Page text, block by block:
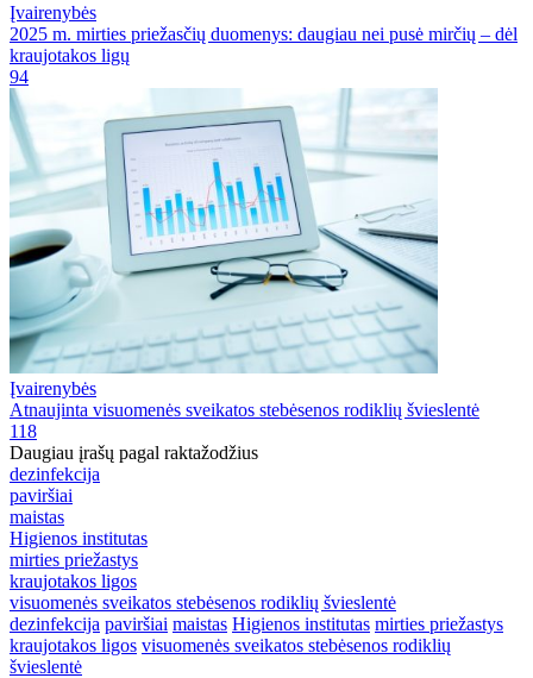
Įvairenybės
2025 m. mirties priežasčių duomenys: daugiau nei pusė mirčių – dėl
kraujotakos ligų
94
Įvairenybės
Atnaujinta visuomenės sveikatos stebėsenos rodiklių švieslentė
118
Daugiau įrašų pagal raktažodžius
dezinfekcija
paviršiai
maistas
Higienos institutas
mirties priežastys
kraujotakos ligos
visuomenės sveikatos stebėsenos rodiklių švieslentė
dezinfekcija paviršiai maistas Higienos institutas mirties priežastys
kraujotakos ligos visuomenės sveikatos stebėsenos rodiklių
švieslentė